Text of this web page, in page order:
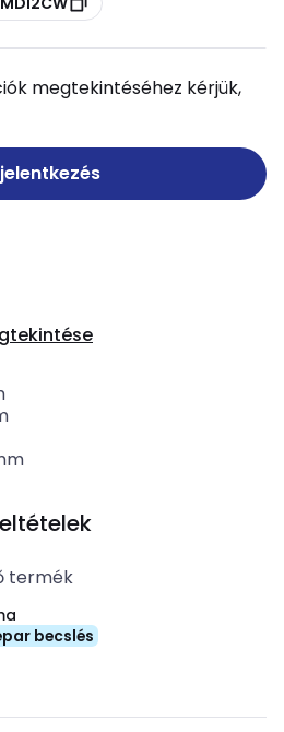
megtekintéséhez kérjük,
termék
becslés